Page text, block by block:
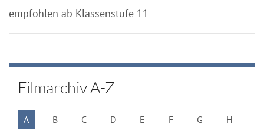
empfohlen ab Klassenstufe 11
Filmarchiv A-Z
A B C D E F G
H